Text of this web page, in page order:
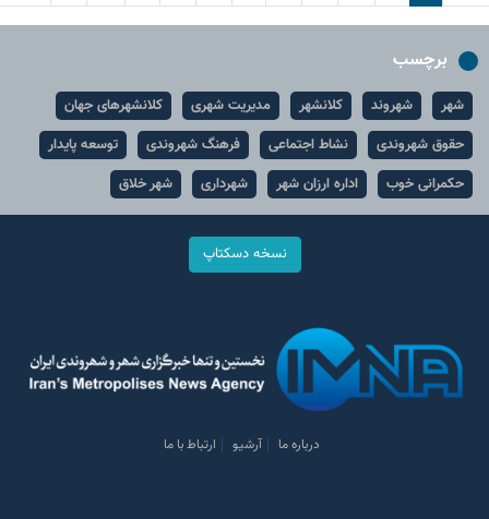
برچسب
شهر شهروند کلانشهر مدیریت شهری
کلانشهرهای جهان
حقوق شهروندی
نشاط اجتماعی فرهنگ شهروندی
توسعه پایدار
حکمرانی خوب
اداره ارزان شهر شهرداری شهر خلاق
نسخه دسکتاپ
درباره ما آرشیو ارتباط با ما